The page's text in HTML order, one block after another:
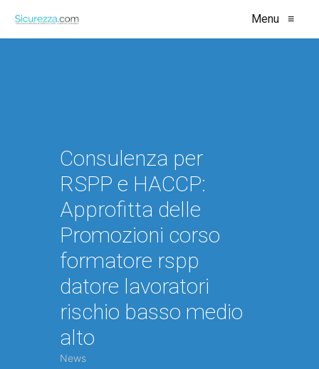
Menu ≡
Consulenza per
RSPP e HACCP:
Approfitta delle
Promozioni corso
formatore rspp
datore lavoratori
rischio basso medio
alto
News